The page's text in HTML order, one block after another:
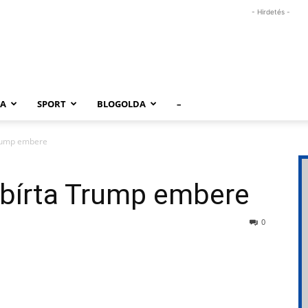
- Hirdetés -
SPORT BLOGOLDA –
embere
Trump embere
0